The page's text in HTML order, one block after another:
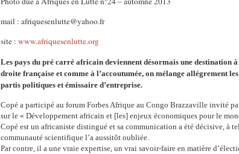
mail : afriquesenlutte@yahoo.fr
site : www.afriquesenlutte.org
Les pays du pré carré africain deviennent désormais une destination
droite française et comme à l’accoutumée, on mélange allégrement
partis politiques et émissaire d’entreprise.
Copé a participé au forum Forbes Afrique au Congo Brazzaville invité
sur le « Développement africain et [les] enjeux économiques pour le
Copé est un africaniste distingué et sa communication a été décisive, à
communauté scientifique l’a aussitôt oubliée.
Par contre, il a une vraie expertise, un vrai savoir-faire en matière